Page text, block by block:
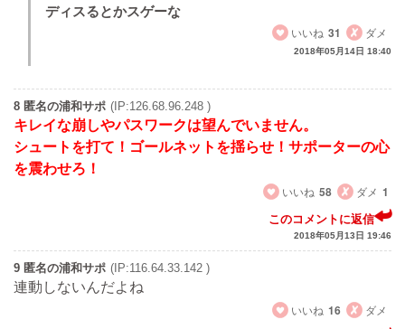
ディスるとかスゲーな
いいね 31 ダメ
2018年05月14日 18:40
8 匿名の浦和サポ (IP:126.68.96.248 )
キレイな崩しやパスワークは望んでいません。
シュートを打て！ゴールネットを揺らせ！サポーターの心
を震わせろ！
いいね 58 ダメ 1
このコメントに返信
2018年05月13日 19:46
9 匿名の浦和サポ (IP:116.64.33.142 )
連動しないんだよね
いいね 16 ダメ